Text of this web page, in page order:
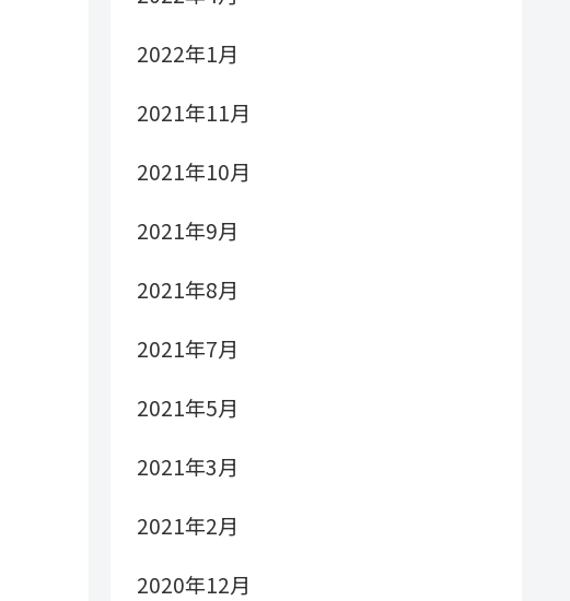
2022年1月
2021年11月
2021年10月
2021年9月
2021年8月
2021年7月
2021年5月
2021年3月
2021年2月
2020年12月